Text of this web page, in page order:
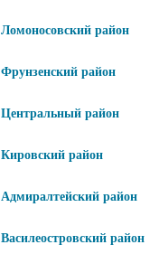
Ломоносовский район
Фрунзенский район
Центральный район
Кировский район
Адмиралтейский район
Василеостровский район